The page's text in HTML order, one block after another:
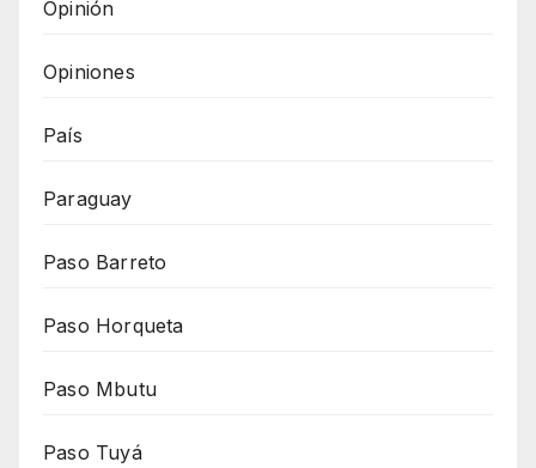
Opinión
Opiniones
País
Paraguay
Paso Barreto
Paso Horqueta
Paso Mbutu
Paso Tuyá